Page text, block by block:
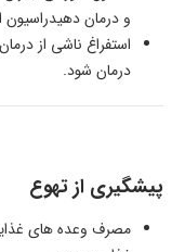
و درمان
استفراغ ناشی از
درمان شود.
پیشگیری از تهوع